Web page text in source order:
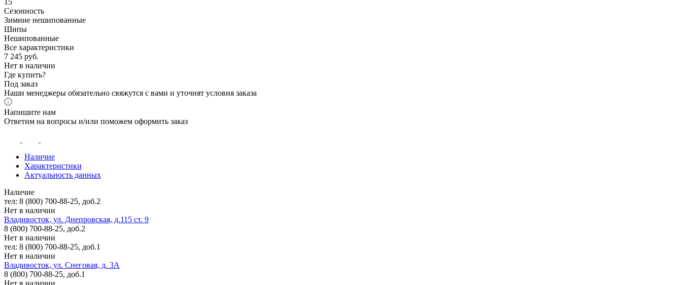
Сезонность
Зимние нешипованные
Шипы
Нешипованные
Все характеристики
7 245 руб.
Нет в наличии
Где купить?
Под заказ
Наши менеджеры обязательно свяжутся с вами и уточнят условия заказа
Напишите нам
Ответим на вопросы и/или поможем оформить заказ
Наличие
Характеристики
Актуальность данных
Наличие
тел: 8 (800) 700-88-25, доб.2
Нет в наличии
Владивосток, ул. Днепровская, д.115 ст. 9
8 (800) 700-88-25, доб.2
Нет в наличии
тел: 8 (800) 700-88-25, доб.1
Нет в наличии
Владивосток, ул. Снеговая, д. 3А
8 (800) 700-88-25, доб.1
Нет в наличии